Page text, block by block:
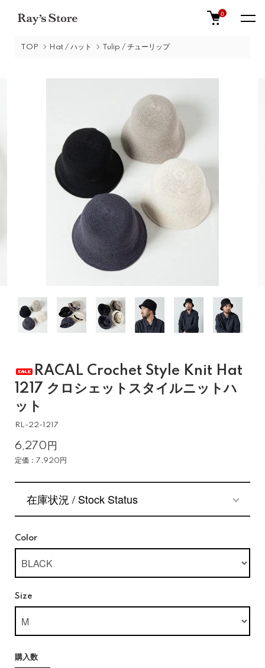
0
TOP Hat / ハット Tulip / チューリップ
RACAL Crochet Style Knit Hat
1217 クロシェットスタイルニットハ
ット
RL-22-1217
6,270円
定価：7,920円
在庫状況 / Stock Status
Color
Size
購入数